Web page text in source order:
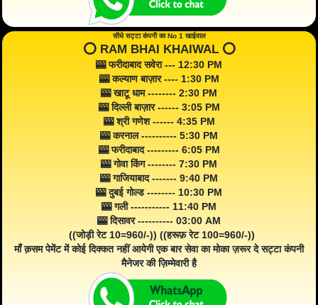
सीधे सट्टा कंपनी का No 1 खाईवाल
⭕️ RAM BHAI KHAIWAL ⭕️
🎰 फरीदाबाद सवेरा --- 12:30 PM
🎰 कल्याण बाज़ार ---- 1:30 PM
🎰 खाटू धाम -------- 2:30 PM
🎰 दिल्ली बाज़ार ------ 3:05 PM
🎰 श्री गणेश ------ 4:35 PM
🎰 करनाल ---------- 5:30 PM
🎰 फरीदाबाद --------- 6:05 PM
🎰 गोवा किंग -------- 7:30 PM
🎰 गाजियाबाद ------- 9:40 PM
🎰 दुबई गोल्ड -------- 10:30 PM
🎰 गली ----------- 11:40 PM
🎰 दिसावर ---------- 03:00 AM
((जोड़ी रेट 10=960/-)) ((हरूफ़ रेट 100=960/-))
माँ क़सम पेमेंट में कोई दिक्कत नहीं आयेगी एक बार सेवा का मोका ज़रूर दे सट्टा कंपनी
मैनेजर की ज़िम्मेवारी है